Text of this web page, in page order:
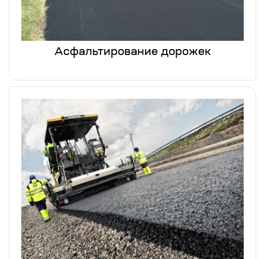
Асфальтирование дорожек